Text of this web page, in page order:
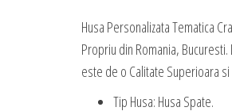
Husa Personalizata Tematica
Propriu din Romania,
este de o Calitate Superioara si
Tip Husa: Husa Spate.